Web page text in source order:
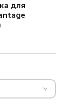
для